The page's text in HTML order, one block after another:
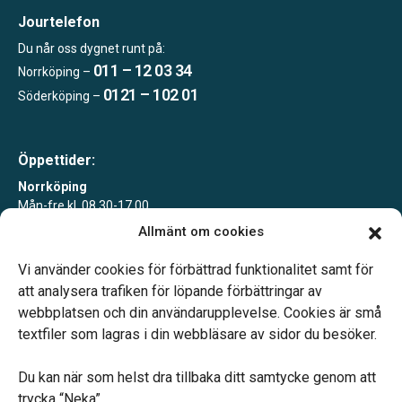
Allmänt om cookies
Vi använder cookies för förbättrad funktionalitet samt för
att analysera trafiken för löpande förbättringar av
webbplatsen och din användarupplevelse. Cookies är små
textfiler som lagras i din webbläsare av sidor du besöker.
Du kan när som helst dra tillbaka ditt samtycke genom att
Jourtelefon
Du når oss dygnet runt på:
Norrköping – 011 – 12 03 34
Söderköping – 0121 – 102 01
Öppettider:
Norrköping
Mån-fre kl. 08.30-17.00
Tisdagar 10-15 eller enligt överenskommelse
Vårt systerbolag Verahill hjälper dig med familjejuridiken –